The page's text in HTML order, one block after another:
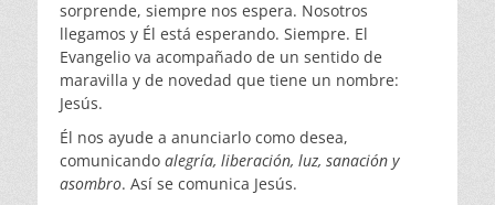
sorprende, siempre nos espera. Nosotros
llegamos y Él está esperando. Siempre. El
Evangelio va acompañado de un sentido de
maravilla y de novedad que tiene un nombre:
Jesús.
Él nos ayude a anunciarlo como desea,
comunicando alegría, liberación, luz, sanación y
asombro. Así se comunica Jesús.